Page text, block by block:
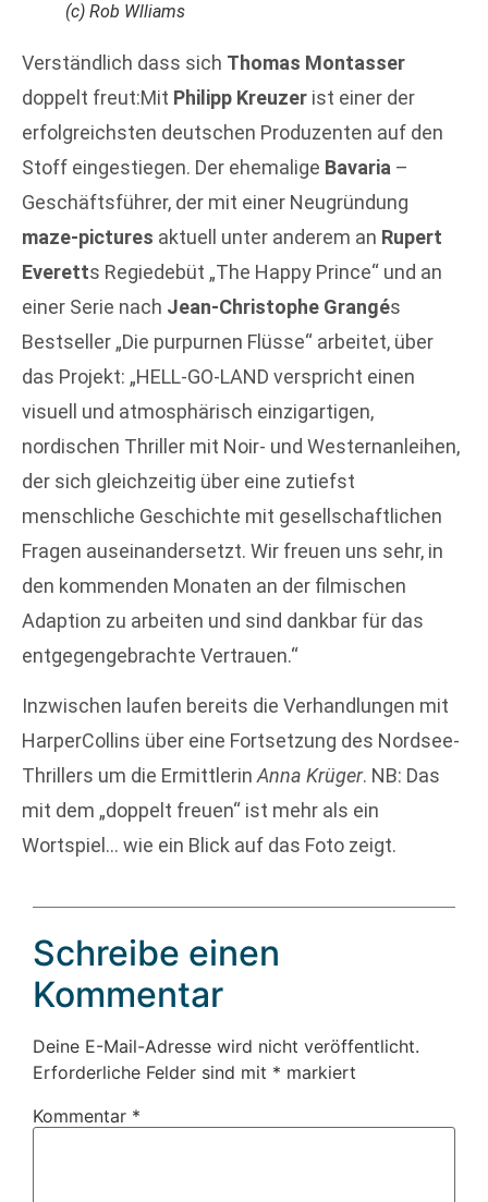
(c) Rob Wlliams
Verständlich dass sich Thomas Montasser
doppelt freut:Mit Philipp Kreuzer ist einer der
erfolgreichsten deutschen Produzenten auf den
Stoff eingestiegen. Der ehemalige Bavaria –
Geschäftsführer, der mit einer Neugründung
maze-pictures aktuell unter anderem an Rupert
Everetts Regiedebüt „The Happy Prince“ und an
einer Serie nach Jean-Christophe Grangés
Bestseller „Die purpurnen Flüsse“ arbeitet, über
das Projekt: „HELL-GO-LAND verspricht einen
visuell und atmosphärisch einzigartigen,
nordischen Thriller mit Noir- und Westernanleihen,
der sich gleichzeitig über eine zutiefst
menschliche Geschichte mit gesellschaftlichen
Fragen auseinandersetzt. Wir freuen uns sehr, in
den kommenden Monaten an der filmischen
Adaption zu arbeiten und sind dankbar für das
entgegengebrachte Vertrauen.“
Inzwischen laufen bereits die Verhandlungen mit
HarperCollins über eine Fortsetzung des Nordsee-
Thrillers um die ErmittlerinAnna Krüger. NB: Das
mit dem „doppelt freuen“ ist mehr als ein
Wortspiel… wie ein Blick auf das Foto zeigt.
Schreibe einen
Kommentar
Deine E-Mail-Adresse wird nicht veröffentlicht.
Erforderliche Felder sind mit * markiert
Kommentar *